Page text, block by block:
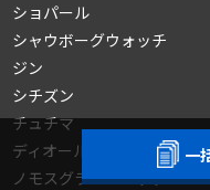
一
ショパール
シャウボーグウォッチ
ジン
シチズン
チュチマ
ディオール
ノモスグラスヒュッテ